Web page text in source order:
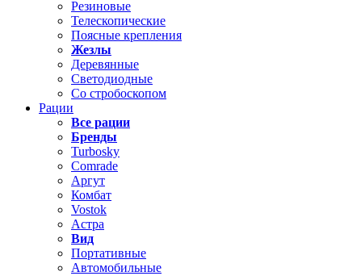
Резиновые
Телескопические
Поясные крепления
Жезлы
Деревянные
Светодиодные
Со стробоскопом
Рации
Все рации
Бренды
Turbosky
Comrade
Аргут
Комбат
Vostok
Астра
Вид
Портативные
Автомобильные